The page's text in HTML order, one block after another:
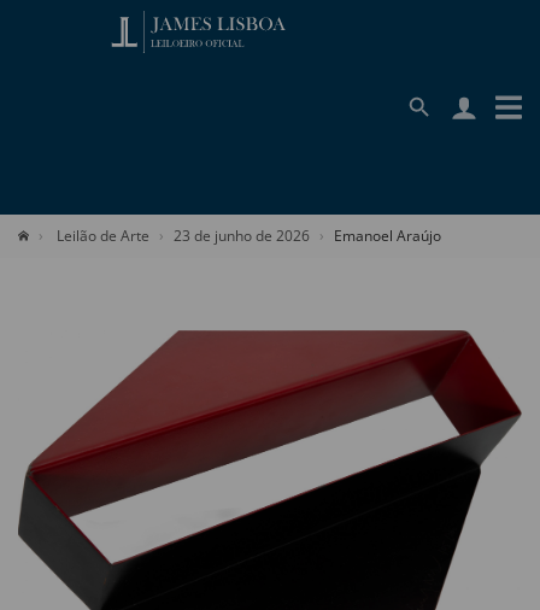
Leilão de Arte 23 de junho de 2026 Emanoel Araújo